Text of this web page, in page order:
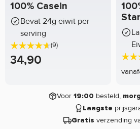
100% Casein
Bevat 24g eiwit per
serving
(9)
34,90
vanaf
Voor 19:00 besteld,
Laagste
Gratis verzending